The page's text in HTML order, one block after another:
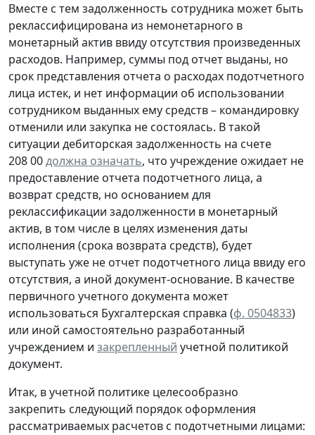
Вместе с тем задолженность сотрудника может быть
реклассифицирована из немонетарного в
монетарный актив ввиду отсутствия произведенных
расходов. Например, суммы под отчет выданы, но
срок представления отчета о расходах подотчетного
лица истек, и нет информации об использовании
сотрудником выданных ему средств – командировку
отменили или закупка не состоялась. В такой
ситуации дебиторская задолженность на счете
208 00должна означать, что учреждение ожидает не
предоставление отчета подотчетного лица, а
возврат средств, но основанием для
реклассификации задолженности в монетарный
актив, в том числе в целях изменения даты
исполнения (срока возврата средств), будет
выступать уже не отчет подотчетного лица ввиду его
отсутствия, а иной документ-основание. В качестве
первичного учетного документа может
использоваться Бухгалтерская справка (ф. 0504833)
или иной самостоятельно разработанный
учреждением и закрепленный учетной политикой
документ.
Итак, в учетной политике целесообразно
закрепить следующий порядок оформления
рассматриваемых расчетов с подотчетными лицами: